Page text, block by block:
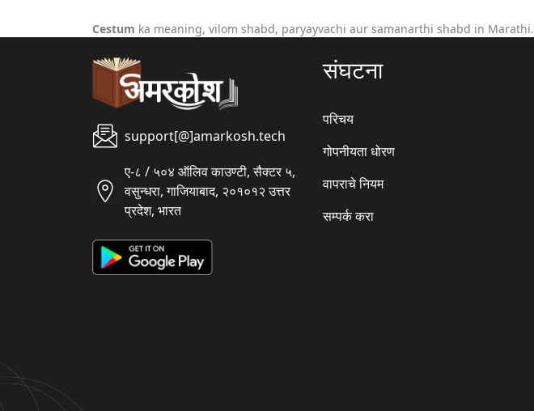
Cestum ka meaning, vilom shabd, paryayvachi aur samanarthi shabd in Marathi.
support[@]amarkosh.tech
ए-८ / ५०४ ऑलिव काउण्टी, सैक्टर ५,
वसुन्धरा, गाजियाबाद, २०१०१२ उत्तर
प्रदेश, भारत
संघटना
परिचय
गोपनीयता धोरण
वापराचे नियम
सम्पर्क करा